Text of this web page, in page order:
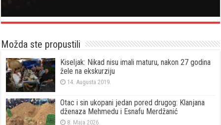
Možda ste propustili
Kiseljak: Nikad nisu imali maturu, nakon 27 godina
žele na ekskurziju
14. Augusta 2019.
Otac i sin ukopani jedan pored drugog: Klanjana
dženaza Mehmedu i Esnafu Merdžanić
8. Maja 2026.